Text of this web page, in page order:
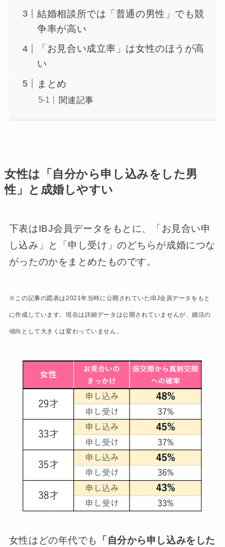
結婚相談所では「普通の男性」でも競
争率が高い
「お見合い成立率」は女性のほうが高
い
まとめ
関連記事
女性は「自分から申し込みをした男
性」と成婚しやすい
下表はIBJ会員データをもとに、「お見合い申
し込み」と「申し受け」のどちらが成婚につな
がったのかをまとめたものです。
※この記事の図表は2021年当時に公開されていたIBJ会員データをもと
に作成しています。現在は詳細データは公開されていませんが、婚活の
傾向として大きくは変わっていません。
女性はどの年代でも 「自分から申し込みをした